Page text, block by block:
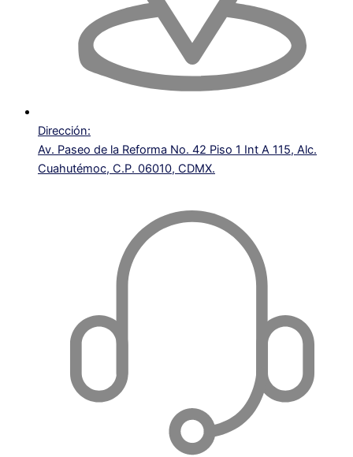
Dirección:
Av. Paseo de la Reforma No. 42 Piso 1 Int A 115, Alc.
Cuahutémoc, C.P. 06010, CDMX.